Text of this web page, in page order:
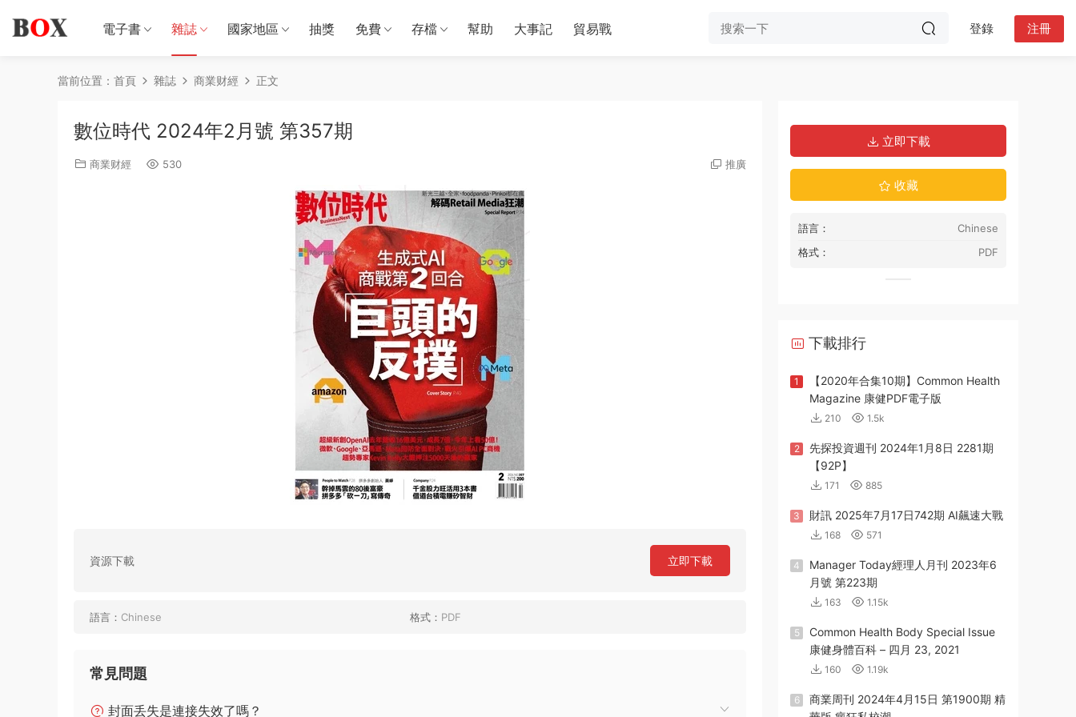
電子書 雜誌 國家地區 抽獎 免費 存檔 幫助 大事記 貿易戰 登錄 注冊
當前位置： 首頁 雜誌 商業财經 正文
數位時代 2024年2月號 第357期
商業财經 530 推廣
資源下載 立即下載
語言： Chinese 格式： PDF
常見問題
封面丢失是連接失效了嗎？
立即下載
收藏
語言：
Chinese
格式：
PDF
下載排行
1
【2020年合集10期】Common Health
Magazine 康健PDF電子版
210 1.5k
2
先探投資週刊 2024年1月8日 2281期
【92P】
171 885
3 財訊 2025年7月17日742期 AI飆速大戰
168 571
4
Manager Today經理人月刊 2023年6
月號 第223期
163 1.15k
5
Common Health Body Special Issue
康健身體百科 – 四月 23, 2021
160 1.19k
6
商業周刊 2024年4月15日 第1900期 精